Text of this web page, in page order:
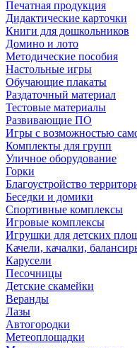
Печатная продукция
Дидактические карточки
Книги для дошкольников
Домино и лото
Методические пособия
Настольные игры
Обучающие плакаты
Раздаточный материал
Тестовые материалы
Развивающие ПО
Игры с возможностью
Комплекты для групп
Уличное оборудование
Горки
Благоустройство
Беседки и домики
Спортивные комплексы
Игровые комплексы
Игрушки для детских
Качели, качалки,
Карусели
Песочницы
Детские скамейки
Веранды
Лазы
Автогородки
Метеоплощадки